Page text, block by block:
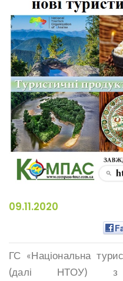
09.11.2020
ГС «Національна
(далі НТОУ) з